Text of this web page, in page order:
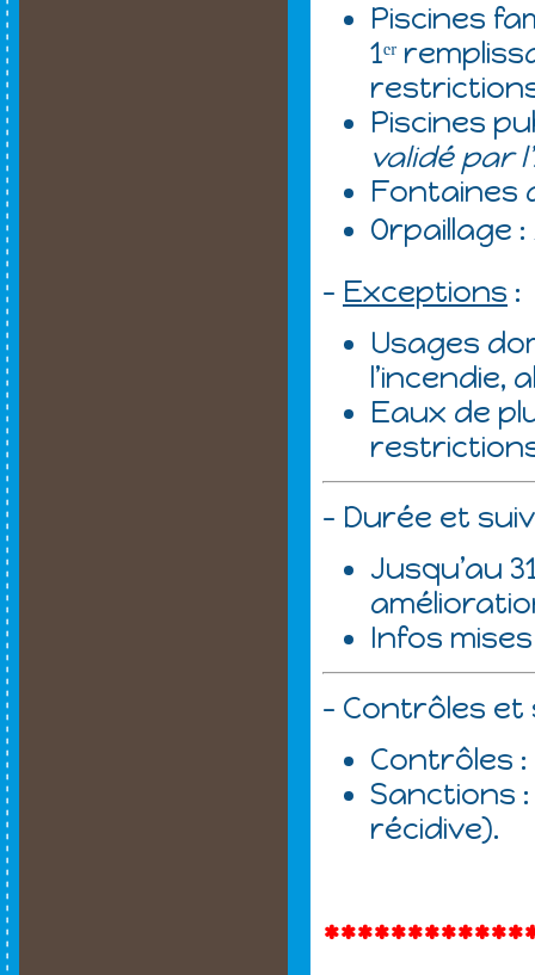
Piscines
1ᵉʳ
Piscines
validé par
Fontaines
Orpaillage
- Exceptions :
Usages
l’incendie,
Eaux de
- Durée et
Jusqu’au
Infos
- Contrôles et
Contrôles :
Sanctions :
récidive).